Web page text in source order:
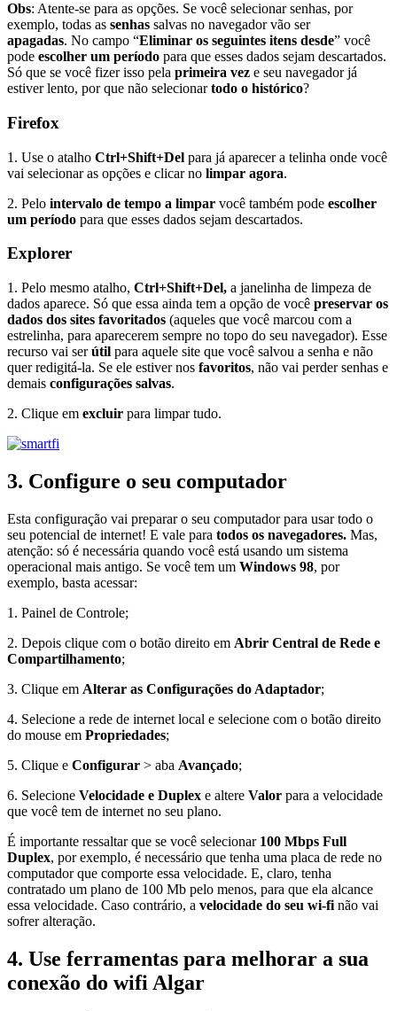
Obs: Atente-se para as opções. Se você selecionar senhas, por
exemplo, todas as senhas salvas no navegador vão ser
apagadas. No campo “Eliminar os seguintes itens desde” você
pode escolher um período para que esses dados sejam descartados.
Só que se você fizer isso pela primeira vez e seu navegador já
estiver lento, por que não selecionartodo o histórico?
Firefox
1. Use o atalho Ctrl+Shift+Del para já aparecer a telinha onde você
vai selecionar as opções e clicar no limpar agora.
2. Pelo intervalo de tempo a limpar você também pode escolher
um período para que esses dados sejam descartados.
Explorer
1. Pelo mesmo atalho, Ctrl+Shift+Del, a janelinha de limpeza de
dados aparece. Só que essa ainda tem a opção de você preservar os
dados dos sites favoritados (aqueles que você marcou com a
estrelinha, para aparecerem sempre no topo do seu navegador). Esse
recurso vai serútil para aquele site que você salvou a senha e não
quer redigitá-la. Se ele estiver nos favoritos, não vai perder senhas e
demais configurações salvas.
2. Clique em excluir para limpar tudo.
3. Configure o seu computador
Esta configuração vai preparar o seu computador para usar todo o
seu potencial de internet! E vale para todos os navegadores. Mas,
atenção: só é necessária quando você está usando um sistema
operacional mais antigo. Se você tem um Windows 98, por
exemplo, basta acessar:
1. Painel de Controle;
2. Depois clique com o botão direito em Abrir Central de Rede e
Compartilhamento;
3. Clique em Alterar as Configurações do Adaptador;
4. Selecione a rede de internet local e selecione com o botão direito
do mouse em Propriedades;
5. Clique e Configurar > aba Avançado;
6. Selecione Velocidade e Duplex e altere Valor para a velocidade
que você tem de internet no seu plano.
É importante ressaltar que se você selecionar100 Mbps Full
Duplex, por exemplo, é necessário que tenha uma placa de rede no
computador que comporte essa velocidade. E, claro, tenha
contratado um plano de 100 Mb pelo menos, para que ela alcance
essa velocidade. Caso contrário, a velocidade do seu wi-fi não vai
sofrer alteração.
4. Use ferramentas para melhorar a sua
conexão do wifi Algar